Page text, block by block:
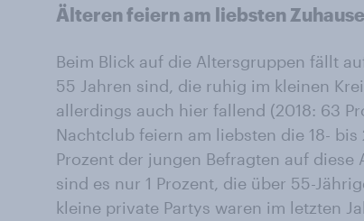
Älteren feiern am liebsten Zuhause
Beim Blick auf die Altersgruppen fällt
55 Jahren sind, die ruhig im kleinen
allerdings auch hier fallend (2018: 63
Nachtclub feiern am liebsten die 18-
Prozent der jungen Befragten auf
sind es nur 1 Prozent, die über 55-
kleine private Partys waren im letzten